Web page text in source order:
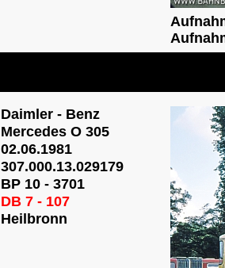
Daimler - Benz
Mercedes O 305
02.06.1981
307.000.13.029179
BP 10 - 3701
DB 7 - 107
Heilbronn